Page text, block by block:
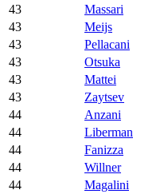
43
Massari
43
Meijs
43
Pellacani
43
Otsuka
43
Mattei
43
Zaytsev
44
Anzani
44
Liberman
44
Fanizza
44
Willner
44
Magalini